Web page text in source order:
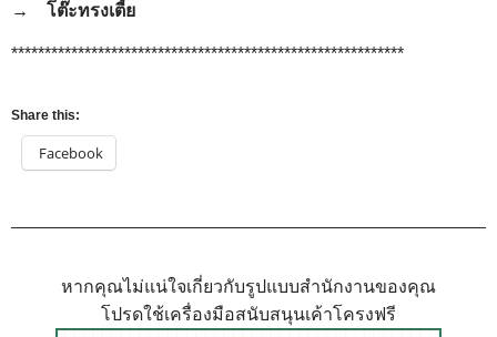
→ โต๊ะทรงเตี้ย
***********************************************************
Share this:
Facebook
หากคุณไม่แน่ใจเกี่ยวกับรูปแบบสำนักงานของคุณ
โปรดใช้เครื่องมือสนับสนุนเค้าโครงฟรี